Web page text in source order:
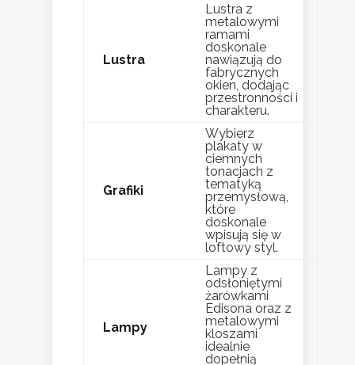
Lustra
Lustra z
metalowymi
ramami
doskonale
nawiązują do
fabrycznych
okien, dodając
przestronności i
charakteru.
Grafiki
Wybierz
plakaty w
ciemnych
tonacjach z
tematyką
przemysłową,
które
doskonale
wpisują się w
loftowy styl.
Lampy
Lampy z
odsłoniętymi
żarówkami
Edisona oraz z
metalowymi
kloszami
idealnie
dopełnią